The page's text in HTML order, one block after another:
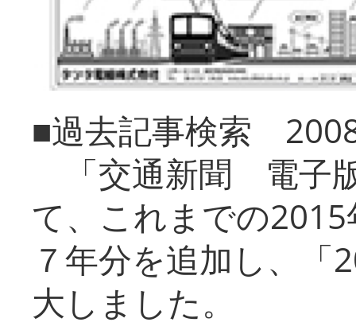
■過去記事検索
「交通新聞 電子
て、これまでの
７年分を追加し、「
大しまし